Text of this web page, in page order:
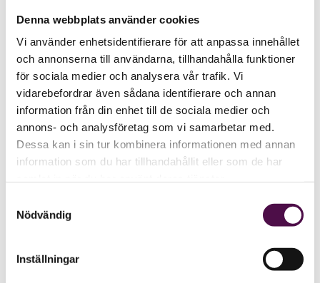
Denna webbplats använder cookies
Vi använder enhetsidentifierare för att anpassa innehållet
och annonserna till användarna, tillhandahålla funktioner
för sociala medier och analysera vår trafik. Vi
vidarebefordrar även sådana identifierare och annan
information från din enhet till de sociala medier och
annons- och analysföretag som vi samarbetar med.
Dessa kan i sin tur kombinera informationen med annan
information som du har tillhandahållit eller som de har
Nödvändig
Inställningar